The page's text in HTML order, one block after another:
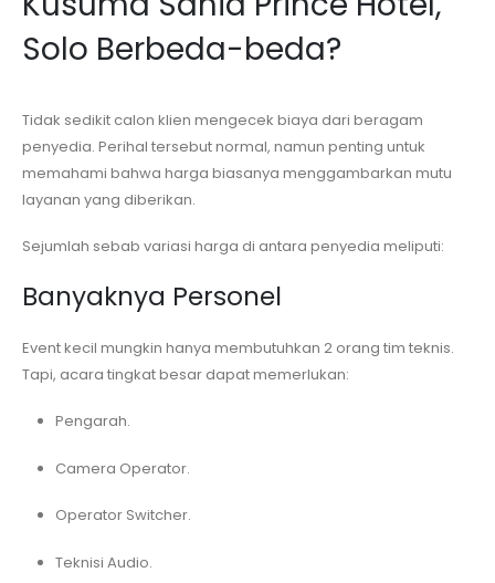
Solo Berbeda-beda?
Tidak sedikit calon klien mengecek biaya dari beragam
penyedia. Perihal tersebut normal, namun penting untuk
memahami bahwa harga biasanya menggambarkan mutu
layanan yang diberikan.
Sejumlah sebab variasi harga di antara penyedia meliputi:
Banyaknya Personel
Event kecil mungkin hanya membutuhkan 2 orang tim teknis.
Tapi, acara tingkat besar dapat memerlukan:
Pengarah.
Camera Operator.
Operator Switcher.
Teknisi Audio.